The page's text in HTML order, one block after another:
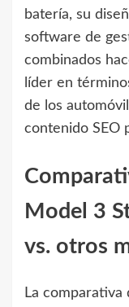
batería, su
software de
combinados
líder en
de los
contenido SEO
Model 3
vs. otros
La